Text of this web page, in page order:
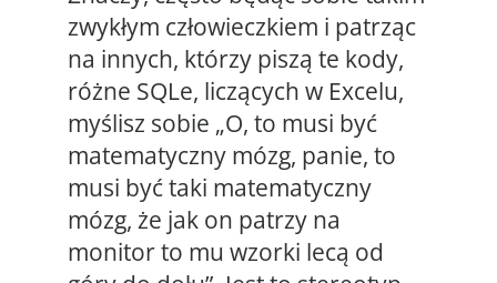
zwykłym człowieczkiem i patrząc
na innych, którzy piszą te kody,
różne SQLe, liczących w Excelu,
myślisz sobie „O, to musi być
matematyczny mózg, panie, to
musi być taki matematyczny
mózg, że jak on patrzy na
monitor to mu wzorki lecą od